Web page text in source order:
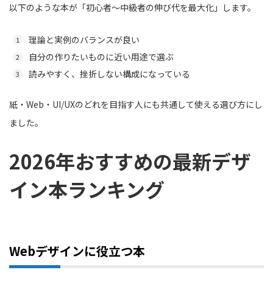
以下のような本が「初心者〜中級者の伸び代を最大化」します。
理論と実例のバランスが良い
自分の作りたいものに近い用途で選ぶ
読みやすく、挫折しない構成になっている
紙・Web・UI/UXのどれを目指す人にも共通して使える選び方にし
ました。
2026年おすすめの最新デザ
イン本ランキング
Webデザインに役立つ本